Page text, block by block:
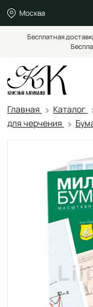
Москва
Бесплатная
Главная Каталог
для черчения